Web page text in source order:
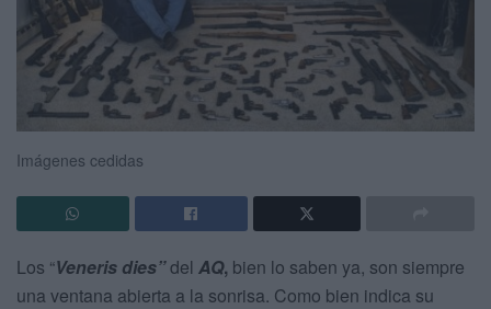
Imágenes cedidas
Los “Veneris dies”del AQ, bien lo saben ya, son siempre
una ventana abierta a la sonrisa. Como bien indica su